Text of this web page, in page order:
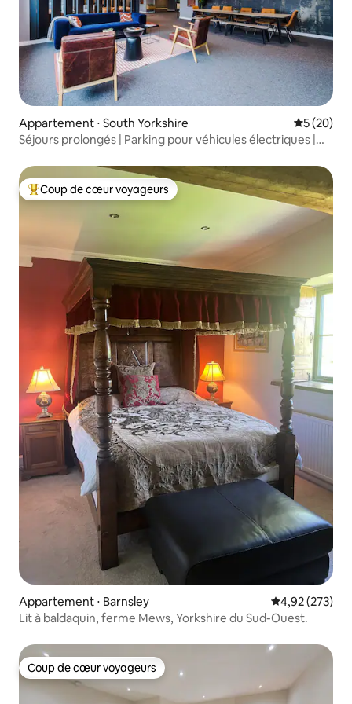
Appartement ⋅ South Yorkshire
5 (20)
Séjours prolongés | Parking pour véhicules électriques |
Coups de cœur voyageurs les plus appréciés
Coup de cœur voyageurs
Appartement ⋅ Barnsley Évaluation
4,92 (273)
Lit à baldaquin, ferme Mews, Yorkshire du Sud-Ouest.
Coup de cœur voyageurs
Coup de cœur voyageurs